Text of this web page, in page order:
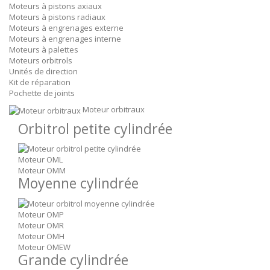
Moteurs à pistons axiaux
Moteurs à pistons radiaux
Moteurs à engrenages externe
Moteurs à engrenages interne
Moteurs à palettes
Moteurs orbitrols
Unités de direction
Kit de réparation
Pochette de joints
Moteur orbitraux
Orbitrol petite cylindrée
Moteur OML
Moteur OMM
Moyenne cylindrée
Moteur OMP
Moteur OMR
Moteur OMH
Moteur OMEW
Grande cylindrée